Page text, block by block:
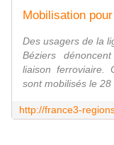
Des usagers de la
Béziers
liaison ferroviaire.
sont mobilisés le 28